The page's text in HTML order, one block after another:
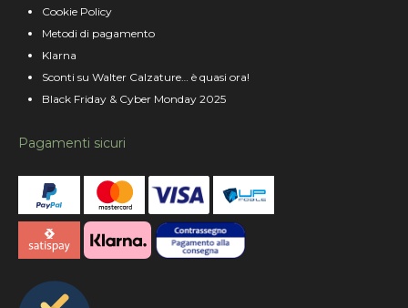
Cookie Policy
Metodi di pagamento
Klarna
Sconti su Walter Calzature… è quasi ora!
Black Friday & Cyber Monday 2025
Pagamenti sicuri